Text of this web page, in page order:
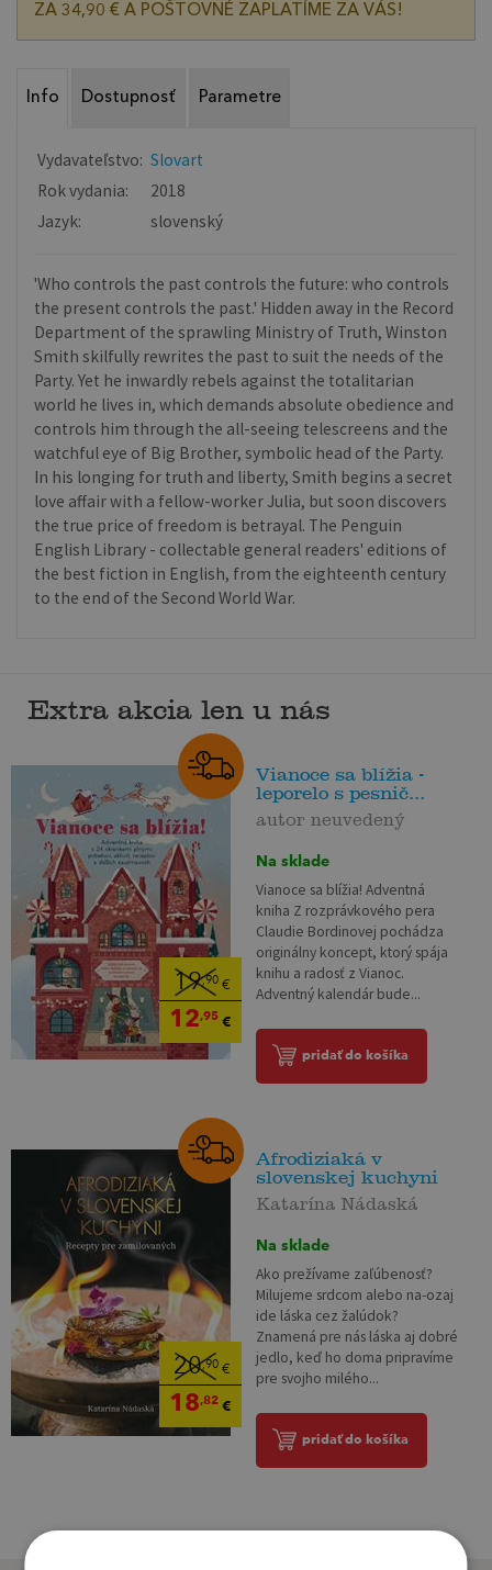
ZA 34,90 € A POŠTOVNÉ ZAPLATÍME ZA VÁS!
Info Dostupnosť Parametre
Vydavateľstvo: Slovart
Rok vydania:
2018
Jazyk:
slovenský
'Who controls the past controls the future: who controls
the present controls the past.' Hidden away in the Record
Department of the sprawling Ministry of Truth, Winston
Smith skilfully rewrites the past to suit the needs of the
Party. Yet he inwardly rebels against the totalitarian
world he lives in, which demands absolute obedience and
controls him through the all-seeing telescreens and the
watchful eye of Big Brother, symbolic head of the Party.
In his longing for truth and liberty, Smith begins a secret
love affair with a fellow-worker Julia, but soon discovers
the true price of freedom is betrayal. The Penguin
English Library - collectable general readers' editions of
the best fiction in English, from the eighteenth century
to the end of the Second World War.
Extra akcia len u nás
19,90€
12,95€
Vianoce sa blížia -
leporelo s pesnič...
autor neuvedený
Na sklade
Vianoce sa blížia! Adventná
kniha Z rozprávkového pera
Claudie Bordinovej pochádza
originálny koncept, ktorý spája
knihu a radosť z Vianoc.
Adventný kalendár bude...
pridať do košíka
20,90€
18,82€
Afrodiziaká v
slovenskej kuchyni
Katarína Nádaská
Na sklade
Ako prežívame zaľúbenosť?
Milujeme srdcom alebo na-ozaj
ide láska cez žalúdok?
Znamená pre nás láska aj dobré
jedlo, keď ho doma pripravíme
pre svojho milého...
pridať do košíka